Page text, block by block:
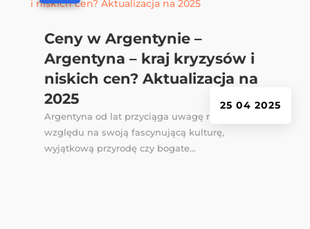
Ceny w Argentynie –
Argentyna – kraj kryzysów i
niskich cen? Aktualizacja na
2025
25 04 2025
Argentyna od lat przyciąga uwagę nie tylko ze
względu na swoją fascynującą kulturę,
wyjątkową przyrodę czy bogate...